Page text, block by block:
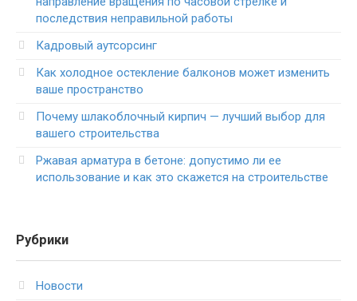
последствия неправильной работы
Кадровый аутсорсинг
Как холодное остекление балконов может изменить
ваше пространство
Почему шлакоблочный кирпич — лучший выбор для
вашего строительства
Ржавая арматура в бетоне: допустимо ли ее
использование и как это скажется на строительстве
Рубрики
Новости